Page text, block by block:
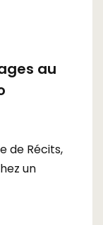
au
de Récits,
un